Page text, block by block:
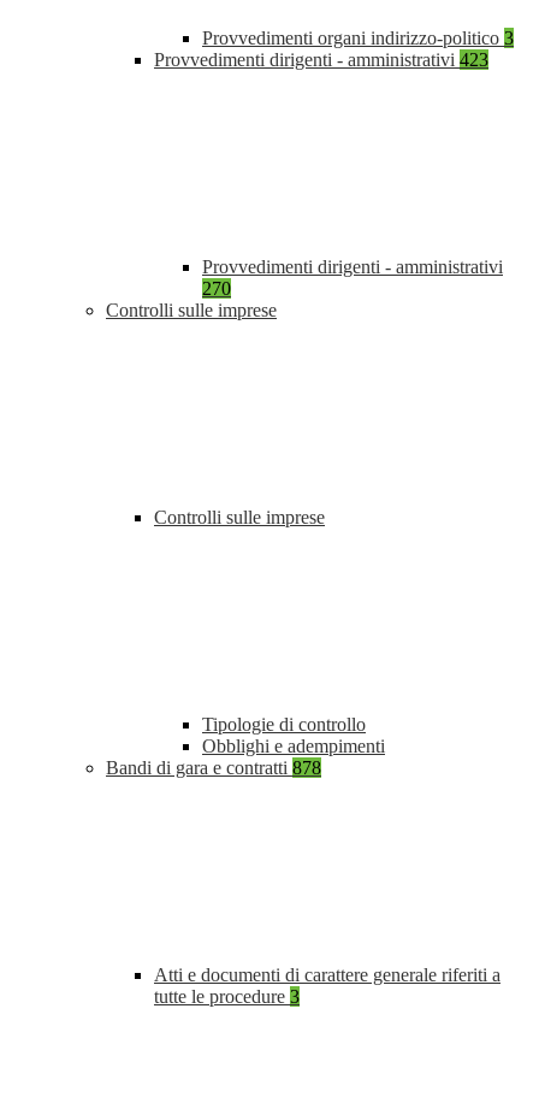
Provvedimenti organi indirizzo-politico 3
Provvedimenti dirigenti - amministrativi 423
Provvedimenti dirigenti - amministrativi
270
Controlli sulle imprese
Controlli sulle imprese
Tipologie di controllo
Obblighi e adempimenti
Bandi di gara e contratti 878
Atti e documenti di carattere generale riferiti a
tutte le procedure 3